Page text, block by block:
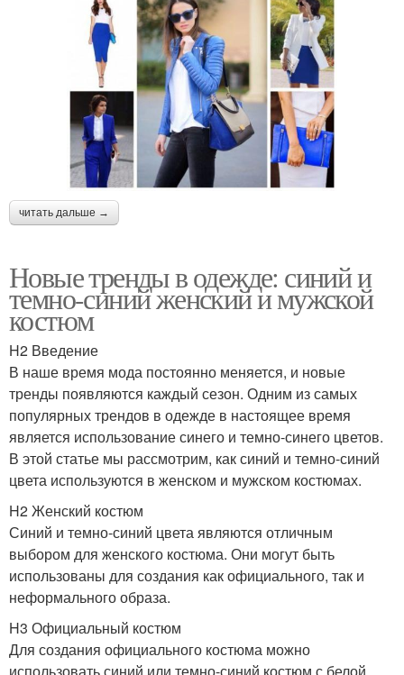
читать дальше →
Новые тренды в одежде: синий и
темно-синий женский и мужской
костюм
H2 Введение
В наше время мода постоянно меняется, и новые
тренды появляются каждый сезон. Одним из самых
популярных трендов в одежде в настоящее время
является использование синего и темно-синего цветов.
В этой статье мы рассмотрим, как синий и темно-синий
цвета используются в женском и мужском костюмах.
H2 Женский костюм
Синий и темно-синий цвета являются отличным
выбором для женского костюма. Они могут быть
использованы для создания как официального, так и
неформального образа.
H3 Официальный костюм
Для создания официального костюма можно
использовать синий или темно-синий костюм с белой